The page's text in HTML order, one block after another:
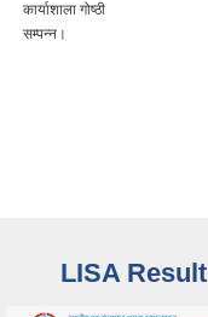
कार्याशाला गोष्ठी
सम्पन्न।
LISA Result